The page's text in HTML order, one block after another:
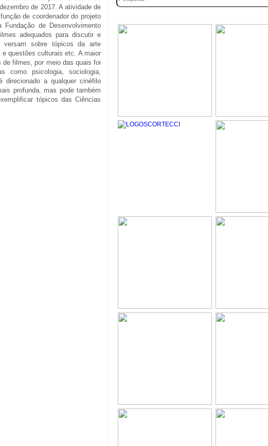
de 2017. A atividade de
de coordenador do projeto
Fundação de Desenvolvimento
adequados para discutir e
versam sobre tópicos da arte
questões culturais etc. A maior
filmes, por meio das quais foi
como psicologia, sociologia,
a qualquer cinéfilo
profunda, mas pode também
tópicos das Ciências